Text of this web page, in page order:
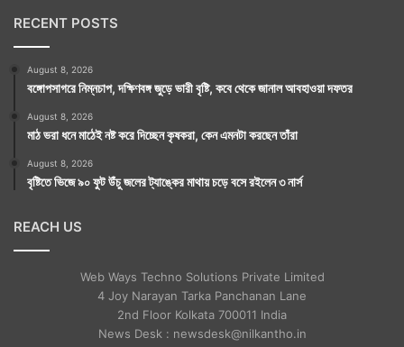
RECENT POSTS
August 8, 2026
বঙ্গোপসাগরে নিম্নচাপ, দক্ষিণবঙ্গ জুড়ে ভারী বৃষ্টি, কবে থেকে জানাল আবহাওয়া দফতর
August 8, 2026
মাঠ ভরা ধনে মাঠেই নষ্ট করে দিচ্ছেন কৃষকরা, কেন এমনটা করছেন তাঁরা
August 8, 2026
বৃষ্টিতে ভিজে ৯০ ফুট উঁচু জলের ট্যাঙ্কের মাথায় চড়ে বসে রইলেন ৩ নার্স
REACH US
Web Ways Techno Solutions Private Limited
4 Joy Narayan Tarka Panchanan Lane
2nd Floor Kolkata 700011 India
News Desk : newsdesk@nilkantho.in